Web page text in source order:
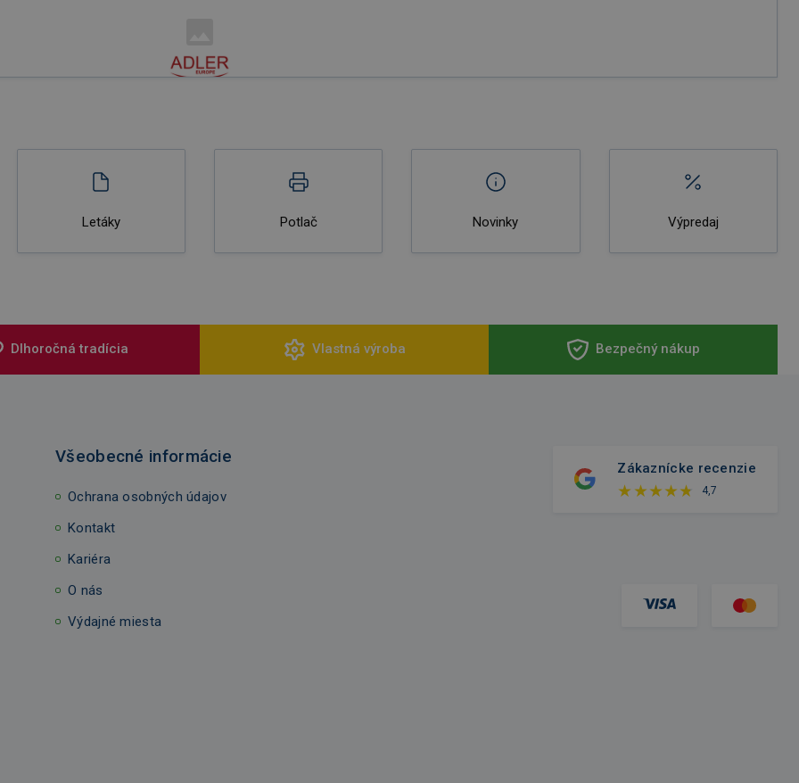
Letáky Potlač Novinky Výpredaj
Dlhoročná tradícia Vlastná výroba Bezpečný nákup
Všeobecné informácie
Ochrana osobných údajov
Kontakt
Kariéra
O nás
Výdajné miesta
Zákaznícke recenzie
4,7